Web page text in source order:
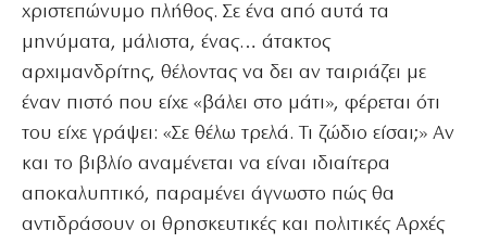
χριστεπώνυμο πλήθος. Σε ένα από αυτά τα
μηνύματα, μάλιστα, ένας… άτακτος
αρχιμανδρίτης, θέλοντας να δει αν ταιριάζει με
έναν πιστό που είχε «βάλει στο μάτι», φέρεται ότι
του είχε γράψει: «Σε θέλω τρελά. Τι ζώδιο είσαι;» Αν
και το βιβλίο αναμένεται να είναι ιδιαίτερα
αποκαλυπτικό, παραμένει άγνωστο πώς θα
αντιδράσουν οι θρησκευτικές και πολιτικές Αρχές